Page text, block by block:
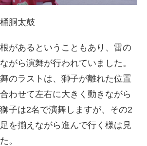
胴太鼓
があるということもあり、雷の
がら演舞が行われていました。
のラストは、獅子が離れた位置
わせて左右に大きく動きながら
子は2名で演舞しますが、その2
を揃えながら進んで行く様は見
。